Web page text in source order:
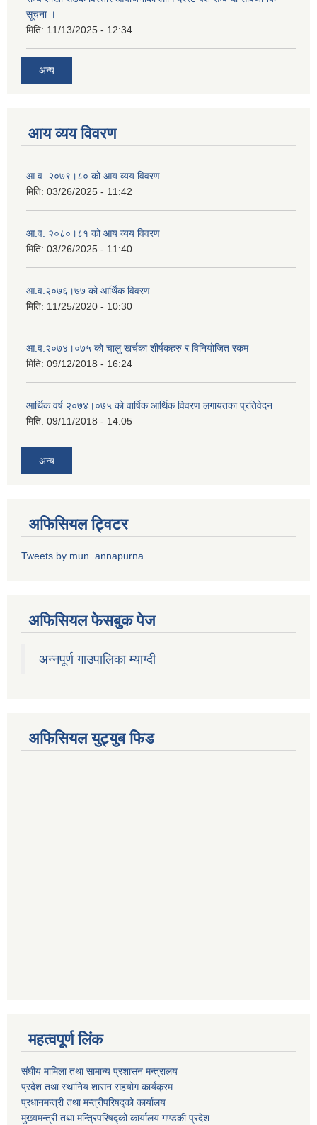
सूचना ।
मिति: 11/13/2025 - 12:34
अन्य
आय व्यय विवरण
आ.व. २०७९।८० को आय व्यय विवरण
मिति: 03/26/2025 - 11:42
आ.व. २०८०।८१ को आय व्यय विवरण
मिति: 03/26/2025 - 11:40
आ.व.२०७६।७७ को आर्थिक विवरण
मिति: 11/25/2020 - 10:30
आ.व.२०७४।०७५ को चालु खर्चका शीर्षकहरु र विनियोजित रकम
मिति: 09/12/2018 - 16:24
आर्थिक वर्ष २०७४।०७५ को वार्षिक आर्थिक विवरण लगायतका प्रतिवेदन
मिति: 09/11/2018 - 14:05
अन्य
अफिसियल ट्विटर
Tweets by mun_annapurna
अफिसियल फेसबुक पेज
अन्नपूर्ण गाउपालिका म्याग्दी
अफिसियल युट्युब फिड
महत्वपूर्ण लिंक
संघीय मामिला तथा सामान्य प्रशासन मन्त्रालय
प्रदेश तथा स्थानिय शासन सहयोग कार्यक्रम
प्रधानमन्त्री तथा मन्त्रीपरिषद्को कार्यालय
मुख्यमन्त्री तथा मन्त्रिपरिषद्को कार्यालय गण्डकी प्रदेश